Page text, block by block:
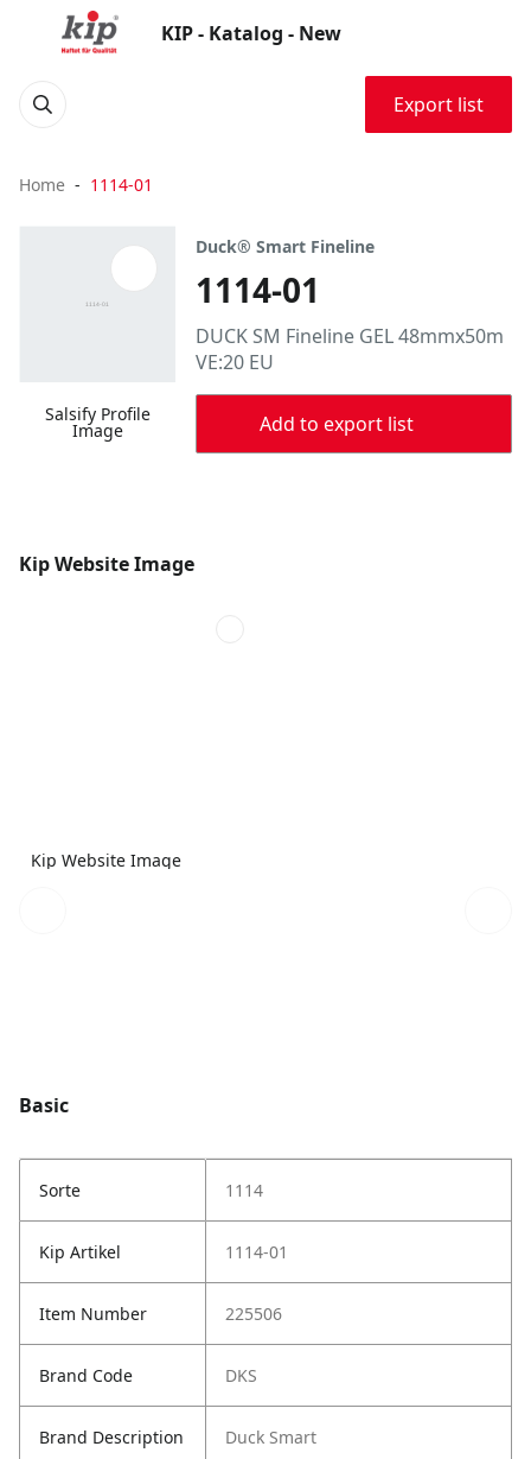
KIP - Katalog - New
Export list
Home 1114-01
Salsify Profile
Image
Duck® Smart Fineline
1114-01
DUCK SM Fineline GEL 48mmx50m
VE:20 EU
Add to export list
Kip Website Image
Kip Website Image
Basic
Sorte 1114
Kip Artikel 1114-01
Item Number 225506
Brand Code DKS
Brand Description Duck Smart